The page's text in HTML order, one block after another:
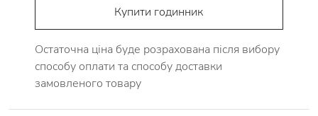
Купити годинник
Остаточна ціна буде розрахована після вибору
способу оплати та способу доставки
замовленого товару